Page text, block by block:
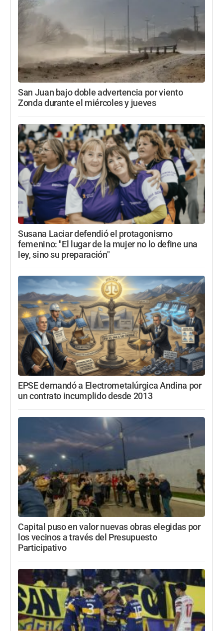
San Juan bajo doble advertencia por viento
Zonda durante el miércoles y jueves
Susana Laciar defendió el protagonismo
femenino: "El lugar de la mujer no lo define una
ley, sino su preparación"
EPSE demandó a Electrometalúrgica Andina por
un contrato incumplido desde 2013
Capital puso en valor nuevas obras elegidas por
los vecinos a través del Presupuesto
Participativo